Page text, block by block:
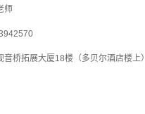
师
音桥拓展大厦18楼（多贝尔酒店楼上）